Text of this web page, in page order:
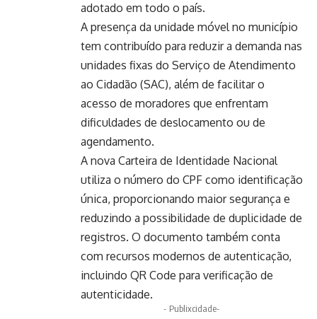
adotado em todo o país.
A presença da unidade móvel no município
tem contribuído para reduzir a demanda nas
unidades fixas do Serviço de Atendimento
ao Cidadão (SAC), além de facilitar o
acesso de moradores que enfrentam
dificuldades de deslocamento ou de
agendamento.
A nova Carteira de Identidade Nacional
utiliza o número do CPF como identificação
única, proporcionando maior segurança e
reduzindo a possibilidade de duplicidade de
registros. O documento também conta
com recursos modernos de autenticação,
incluindo QR Code para verificação de
autenticidade.
- Publixcidade-